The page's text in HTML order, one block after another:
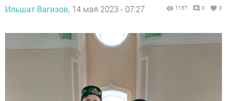
Ильшат Вагизов, 14 мая 2023 - 07:27 1157 0 0